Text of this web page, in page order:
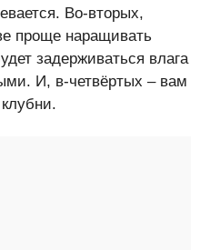
Во-вторых,
проще наращивать
задерживаться влага
И, в-четвёртых – вам